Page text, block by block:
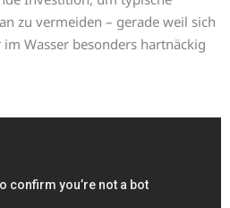
zu vermeiden – gerade weil sich
Wasser besonders hartnäckig